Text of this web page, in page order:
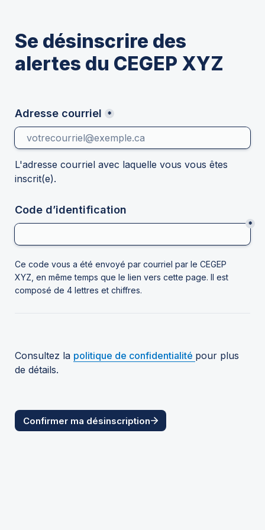
Se désinscrire des
alertes du CEGEP XYZ
Adresse courriel *
L'adresse courriel avec laquelle vous vous êtes
inscrit(e).
Code d’identification
*
Ce code vous a été envoyé par courriel par le CEGEP
XYZ, en même temps que le lien vers cette page. Il est
composé de 4 lettres et chiffres.
Consultez la politique de confidentialité pour plus
de détails.
Confirmer ma désinscription